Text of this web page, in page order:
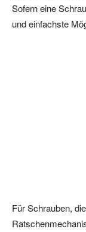
Sofern eine
und einfachste
Für Schrauben,